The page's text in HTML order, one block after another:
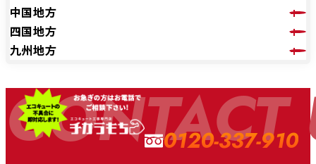
中国地方
四国地方
九州地方
CONTACT
0120-337-910